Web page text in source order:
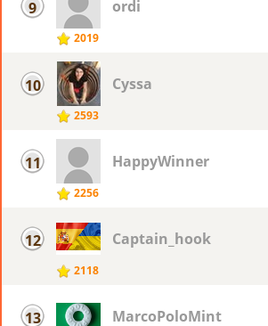
9
2019
ordi
10
2593
Cyssa
11
2256
HappyWinner
12
2118
Captain_hook
13 MarcoPoloMint